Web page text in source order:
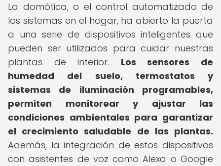
La domótica, o el control automatizado de
los sistemas en el hogar, ha abierto la puerta
a una serie de dispositivos inteligentes que
pueden ser utilizados para cuidar nuestras
plantas de interior. Los sensores de
humedad del suelo, termostatos y
sistemas de iluminación programables,
permiten monitorear y ajustar las
condiciones ambientales para garantizar
el crecimiento saludable de las plantas.
Además, la integración de estos dispositivos
con asistentes de voz como Alexa o Google